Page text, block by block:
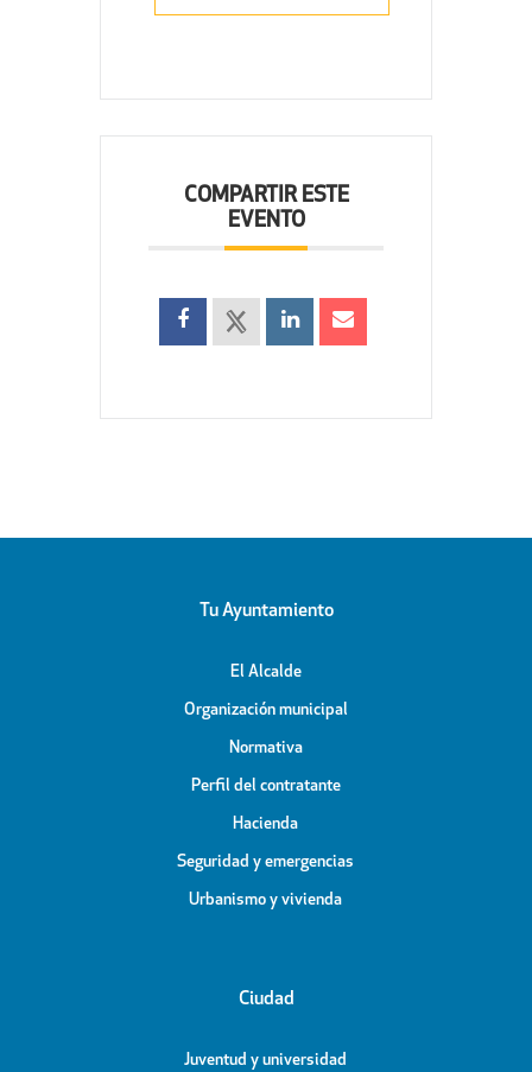
COMPARTIR ESTE
EVENTO
Tu Ayuntamiento
El Alcalde
Organización municipal
Normativa
Perfil del contratante
Hacienda
Seguridad y emergencias
Urbanismo y vivienda
Ciudad
Juventud y universidad